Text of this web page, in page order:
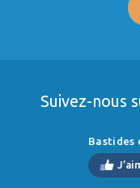
Suivez-nous
Bastides